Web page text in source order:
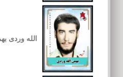
الله وردی